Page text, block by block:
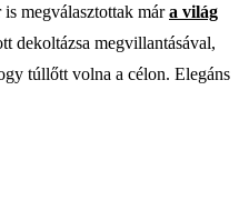
megválasztottak mára világ
dekoltázsa megvillantásával,
túllőtt volna a célon. Elegáns